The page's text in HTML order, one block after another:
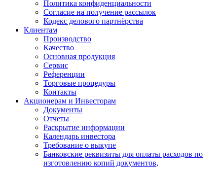
Политика конфиденциальности
Согласие на получение рассылок
Кодекс делового партнёрства
Клиентам
Производство
Качество
Основная продукция
Сервис
Референции
Торговые процедуры
Контакты
Акционерам и Инвесторам
Документы
Отчеты
Раскрытие информации
Календарь инвестора
Требование о выкупе
Банковские реквизиты для оплаты расходов по
изготовлению копий документов,